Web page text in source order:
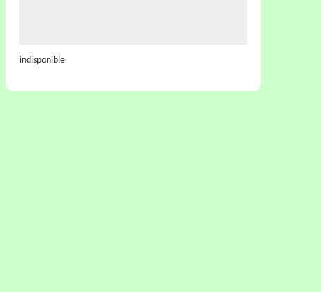
indisponible